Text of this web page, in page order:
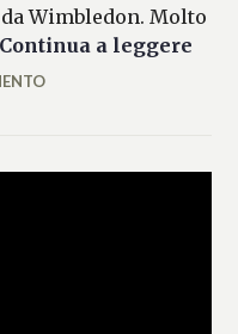
Wimbledon. Molto
Continua a leggere